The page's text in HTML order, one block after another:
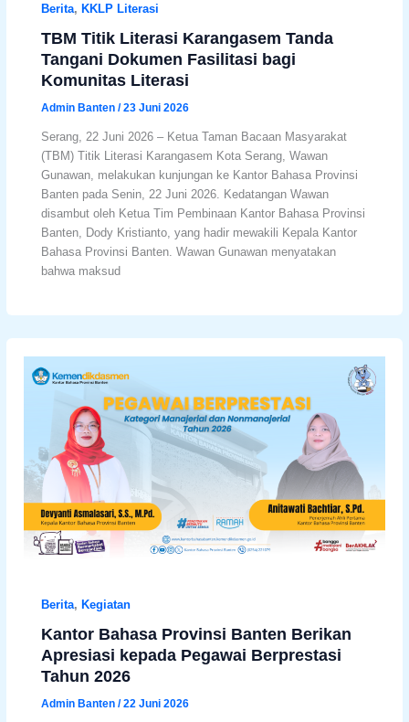
Berita,KKLP Literasi
TBM Titik Literasi Karangasem Tanda
Tangani Dokumen Fasilitasi bagi
Komunitas Literasi
Admin Banten/23 Juni 2026
Serang, 22 Juni 2026 – Ketua Taman Bacaan Masyarakat
(TBM) Titik Literasi Karangasem Kota Serang, Wawan
Gunawan, melakukan kunjungan ke Kantor Bahasa Provinsi
Banten pada Senin, 22 Juni 2026. Kedatangan Wawan
disambut oleh Ketua Tim Pembinaan Kantor Bahasa Provinsi
Banten, Dody Kristianto, yang hadir mewakili Kepala Kantor
Bahasa Provinsi Banten. Wawan Gunawan menyatakan
bahwa maksud
Berita,Kegiatan
Kantor Bahasa Provinsi Banten Berikan
Apresiasi kepada Pegawai Berprestasi
Tahun 2026
Admin Banten/22 Juni 2026